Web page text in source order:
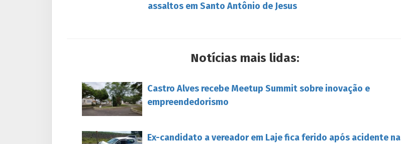
assaltos em Santo Antônio de Jesus
Notícias mais lidas:
Castro Alves recebe Meetup Summit sobre inovação e
empreendedorismo
Ex-candidato a vereador em Laje fica ferido após acidente na